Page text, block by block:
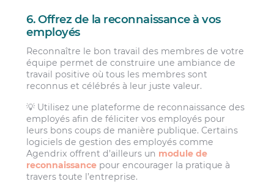
6. Offrez de la reconnaissance à vos
employés
Reconnaître le bon travail des membres de votre
équipe permet de construire une ambiance de
travail positive où tous les membres sont
reconnus et célébrés à leur juste valeur.
💡 Utilisez une plateforme de reconnaissance des
employés afin de féliciter vos employés pour
leurs bons coups de manière publique. Certains
logiciels de gestion des employés comme
Agendrix offrent d’ailleurs un module de
reconnaissance pour encourager la pratique à
travers toute l’entreprise.